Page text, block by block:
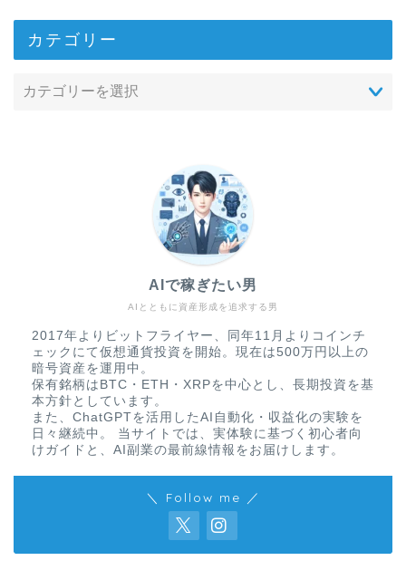
カテゴリー
AIとともに資産形成を追求する男
AIで稼ぎたい男
2017年よりビットフライヤー、同年11月よりコインチ
ェックにて仮想通貨投資を開始。現在は500万円以上の
暗号資産を運用中。
保有銘柄はBTC・ETH・XRPを中心とし、長期投資を基
本方針としています。
また、ChatGPTを活用したAI自動化・収益化の実験を
日々継続中。 当サイトでは、実体験に基づく初心者向
けガイドと、AI副業の最前線情報をお届けします。
＼ Follow me ／